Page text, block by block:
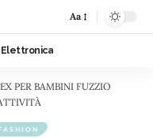
Aa
Elettronica
PER BAMBINI FUZZIO